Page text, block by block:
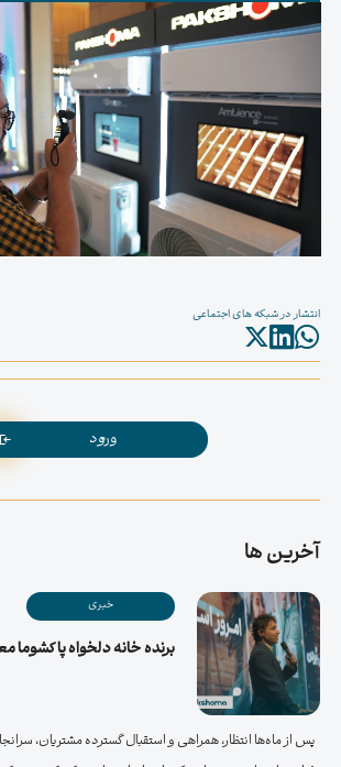
انتشار در شبکه های اجتماعی
ورود
آخرین ها
خبری
برنده خانه دلخواه پاکشوما
پس از ماه‌ها انتظار، همراهی و استقبال گسترده مشتریان،